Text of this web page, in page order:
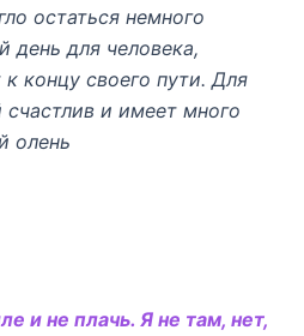
остаться немного
день для человека,
концу своего пути. Для
счастлив и имеет много
олень
и не плачь. Я не там, нет,